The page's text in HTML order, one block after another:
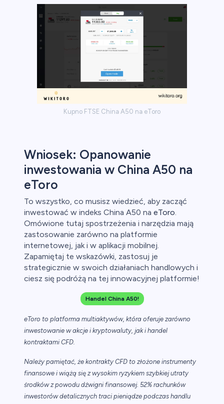
Kupno FTSE China A50 na eToro
Wniosek: Opanowanie
inwestowania w China A50 na
eToro
To wszystko, co musisz wiedzieć, aby zacząć
inwestować w indeks China A50 na eToro.
Omówione tutaj spostrzeżenia i narzędzia mają
zastosowanie zarówno na platformie
internetowej, jak i w aplikacji mobilnej.
Zapamiętaj te wskazówki, zastosuj je
strategicznie w swoich działaniach handlowych i
ciesz się podróżą na tej innowacyjnej platformie!
Handel China A50!
eToro to platforma multiaktywów, która oferuje zarówno
inwestowanie w akcje i kryptowaluty, jak i handel
kontraktami CFD.
Należy pamiętać, że kontrakty CFD to złożone instrumenty
finansowe i wiążą się z wysokim ryzykiem szybkiej utraty
środków z powodu dźwigni finansowej. 52% rachunków
inwestorów detalicznych traci pieniądze podczas handlu